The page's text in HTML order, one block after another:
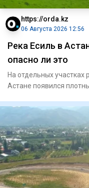
https://orda.kz
06 Августа 2026 12:56
Река Есиль в
опасно ли это
На отдельных участках
Астане появился